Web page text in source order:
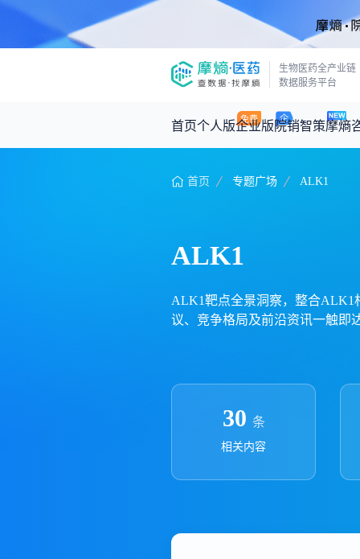
生物医药全产业链
数据服务平台
首页个人版企业版院销智策摩熵
咨询服务
产品立项评估及管线规划
投资决策与交易估值
摩熵原创
深度分析
投融资
时讯
数据中心
基于市场数据，为您提供全面的市场
政策法规
药品生产企业
首页 专题广场 ALK1
ALK1
ALK1靶点全景洞察，整合ALK1
议、竞争格局及前沿资讯一触即
30 条
相关内容